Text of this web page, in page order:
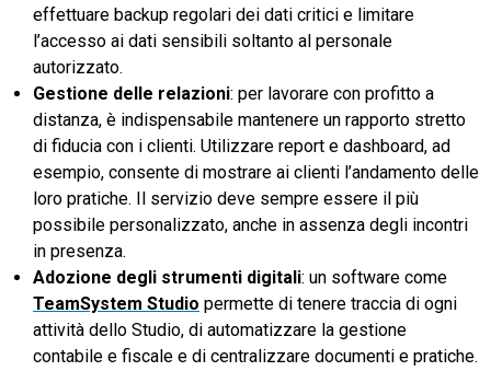
effettuare backup regolari dei dati critici e limitare
l’accesso ai dati sensibili soltanto al personale
autorizzato.
Gestione delle relazioni: per lavorare con profitto a
distanza, è indispensabile mantenere un rapporto stretto
di fiducia con i clienti. Utilizzare report e dashboard, ad
esempio, consente di mostrare ai clienti l’andamento delle
loro pratiche. Il servizio deve sempre essere il più
possibile personalizzato, anche in assenza degli incontri
in presenza.
Adozione degli strumenti digitali: un software come
TeamSystem Studio permette di tenere traccia di ogni
attività dello Studio, di automatizzare la gestione
contabile e fiscale e di centralizzare documenti e pratiche.